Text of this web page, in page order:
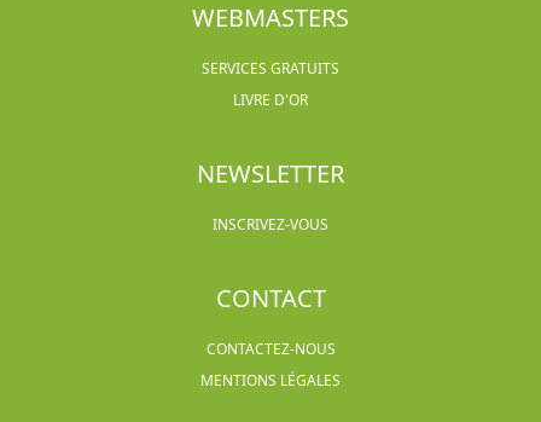
WEBMASTERS
SERVICES GRATUITS
LIVRE D'OR
NEWSLETTER
INSCRIVEZ-VOUS
CONTACT
CONTACTEZ-NOUS
MENTIONS LÉGALES